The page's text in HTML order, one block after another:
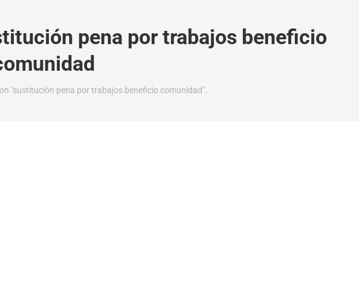
pena por trabajos beneficio
"sustitución pena por trabajos beneficio comunidad".